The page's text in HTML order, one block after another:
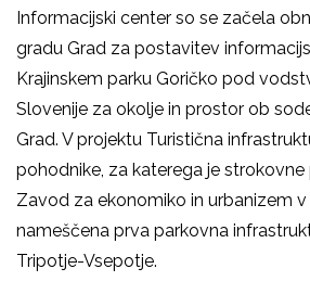
Informacijski center so se začela
gradu Grad za postavitev
Krajinskem parku Goričko pod
Slovenije za okolje in prostor ob
Grad. V projektu Turistična
pohodnike, za katerega je
Zavod za ekonomiko in urbanizem v
nameščena prva parkovna
Tripotje-Vsepotje.